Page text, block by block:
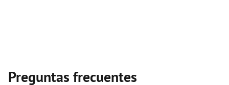
Preguntas frecuentes